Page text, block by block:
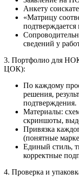
Анкету
«Матрицу
сведений у
3. Портфолио для
ЦОК):
По каждому
решения,
подтверждения.
Материалы:
скриншоты,
Привязка
(понятные
Единый стиль,
корректные
4. Проверка и